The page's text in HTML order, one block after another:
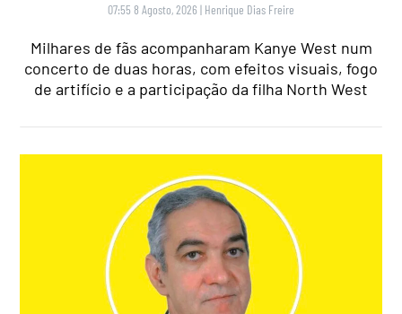
07:55 8 Agosto, 2026 | Henrique Dias Freire
Milhares de fãs acompanharam Kanye West num
concerto de duas horas, com efeitos visuais, fogo
de artifício e a participação da filha North West